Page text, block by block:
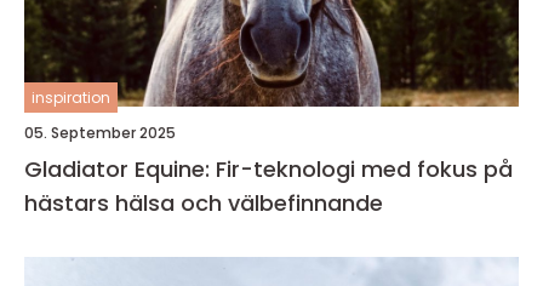
inspiration
05. September 2025
Gladiator Equine: Fir-teknologi med fokus på
hästars hälsa och välbefinnande